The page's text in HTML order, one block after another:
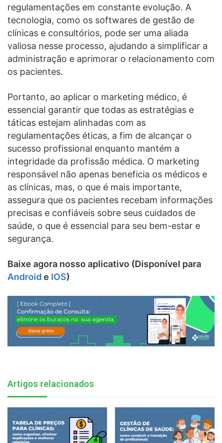
regulamentações em constante evolução. A
tecnologia, como os softwares de gestão de
clínicas e consultórios, pode ser uma aliada
valiosa nesse processo, ajudando a simplificar a
administração e aprimorar o relacionamento com
os pacientes.
Portanto, ao aplicar o marketing médico, é
essencial garantir que todas as estratégias e
táticas estejam alinhadas com as
regulamentações éticas, a fim de alcançar o
sucesso profissional enquanto mantém a
integridade da profissão médica. O marketing
responsável não apenas beneficia os médicos e
as clínicas, mas, o que é mais importante,
assegura que os pacientes recebam informações
precisas e confiáveis sobre seus cuidados de
saúde, o que é essencial para seu bem-estar e
segurança.
Baixe agora nosso aplicativo (Disponível para
Android e IOS)
Artigos relacionados